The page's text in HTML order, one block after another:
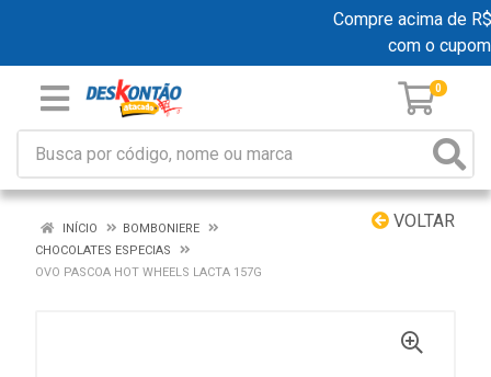
Compre acima de
com o cupom
0
VOLTAR
INÍCIO
BOMBONIERE
CHOCOLATES ESPECIAS
OVO PASCOA HOT WHEELS LACTA 157G